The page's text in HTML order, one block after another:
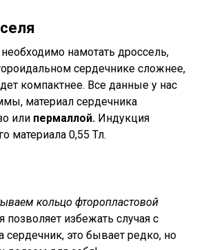
намотать дроссель,
сердечнике сложнее,
компактнее. Все данные у нас
материал сердечника
или пермаллой. Индукция
материала 0,55 Тл.
кольцо фторопластовой
позволяет избежать случая с
сердечник, это бывает редко, но